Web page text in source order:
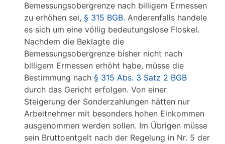
Bemessungsobergrenze nach billigem Ermessen
zu erhöhen sei, § 315 BGB. Anderenfalls handele
es sich um eine völlig bedeutungslose Floskel.
Nachdem die Beklagte die
Bemessungsobergrenze bisher nicht nach
billigem Ermessen erhöht habe, müsse die
Bestimmung nach § 315 Abs. 3 Satz 2 BGB
durch das Gericht erfolgen. Von einer
Steigerung der Sonderzahlungen hätten nur
Arbeitnehmer mit besonders hohen Einkommen
ausgenommen werden sollen. Im Übrigen müsse
sein Bruttoentgelt nach der Regelung in Nr. 5 der